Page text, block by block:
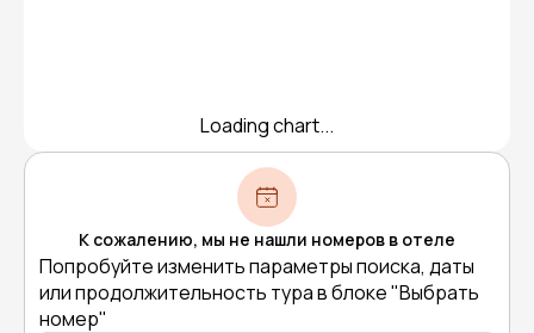
Loading chart...
К сожалению, мы не нашли номеров в отеле
Попробуйте изменить параметры поиска, даты
или продолжительность тура в блоке "Выбрать
номер"